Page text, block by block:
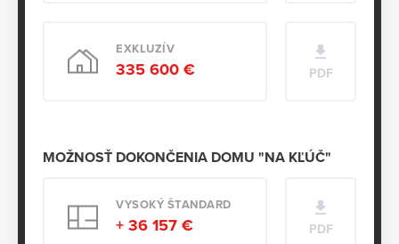
EXKLUZÍV
335 600 € PDF
MOŽNOSŤ DOKONČENIA DOMU "NA KĽÚČ"
VYSOKÝ ŠTANDARD
+ 36 157 € PDF